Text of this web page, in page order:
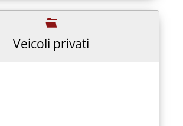
Veicoli privati